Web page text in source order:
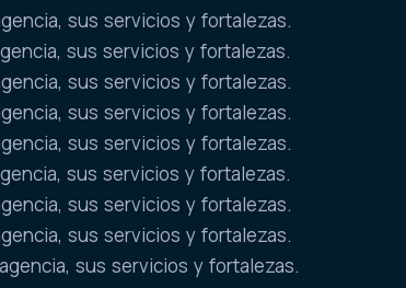
sus servicios y fortalezas.
sus servicios y fortalezas.
sus servicios y fortalezas.
sus servicios y fortalezas.
sus servicios y fortalezas.
sus servicios y fortalezas.
sus servicios y fortalezas.
sus servicios y fortalezas.
sus servicios y fortalezas.